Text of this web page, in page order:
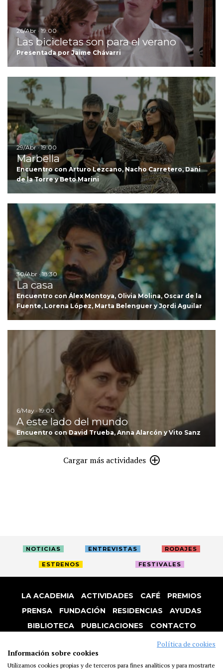
26/Abr · 19:00
Las bicicletas son para el verano
Presentada por Jaime Chávarri
29/Abr · 19:00
Marbella
Encuentro con Arturo Lezcano, Nacho Carretero, Dani
de la Torre y Beto Marini
30/Abr · 18:30
La casa
Encuentro con Álex Montoya, Olivia Molina, Oscar de la
Fuente, Lorena López, Marta Belenguer y Jordi Aguilar
6/May · 19:00
A este lado del mundo
Encuentro con David Trueba, Anna Alarcón y Vito Sanz
Cargar más actividades
Política de cookies
Información sobre cookies
Utilizamos cookies propias y de terceros para fines analíticos y para mostrarte
NOTICIAS ENTREVISTAS RODAJES
ESTRENOS FESTIVALES
LA ACADEMIA ACTIVIDADES CAFÉ
PREMIOS
PRENSA
FUNDACIÓN RESIDENCIAS
AYUDAS
BIBLIOTECA
PUBLICACIONES
CONTACTO
COOKIES